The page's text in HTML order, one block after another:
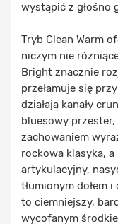
wystąpić z głośno
Tryb Clean Warm
niczym nie
Bright znacznie
przełamuje się
działają kanały
bluesowy przester,
zachowaniem
rockowa klasyka,
artykulacyjny,
tłumionym dołem
to ciemniejszy,
wycofanym